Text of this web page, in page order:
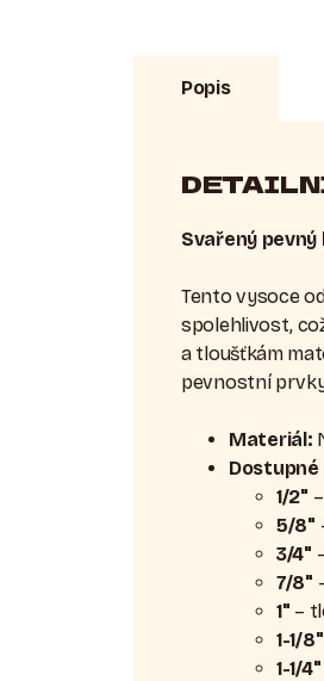
Popis
Svařený pevný
Tento vysoce
spolehlivost,
a tloušťkám
pevnostní
Materiál:
Dostupné
1/2"
5/8"
3/4"
7/8"
1" –
1-1/8"
1-1/4"